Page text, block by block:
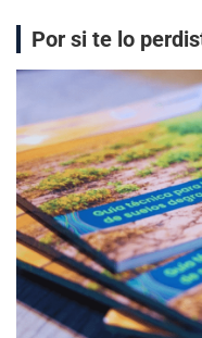
Por si te lo